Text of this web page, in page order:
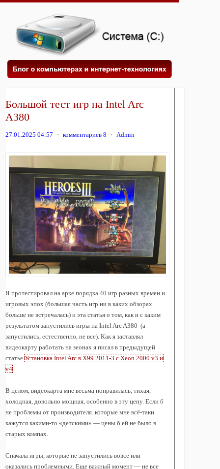
Большой тест игр на Intel Arc
A380
27.01.2025 04:57 ⋅ комментариев 8 ⋅ Admin
Я протестировал на арке порядка 40 игр разных времен и
игровых эпох (большая часть игр ни в каких обзорах
больше не встречалась) и эта статья о том, как и с каким
результатом запустились игры на Intel Arc A380 (а
запустились, естественно, не все). Как я заставлял
видеокарту работать на зеонах я писал в предыдущей
статьеУстановка Intel Arc в X99 2011-3 с Xeon 2000 v3 и
v4.
В целом, видеокарта мне весьма понравилась, тихая,
холодная, довольно мощная, особенно в эту цену. Если б
не проблемы от производителя. которые мне всё-таки
кажутся какими-то «детскими» — цены б ей не было в
старых компах.
Сначала игры, которые не запустились вовсе или
оказались проблемными. Еще важный момент — не все